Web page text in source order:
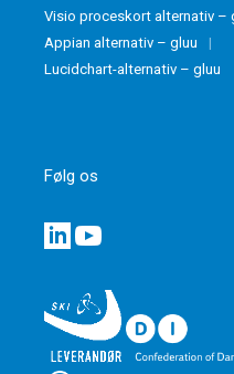
Visio proceskort alternativ –
Appian alternativ – gluu
Lucidchart-alternativ – gluu
Følg os